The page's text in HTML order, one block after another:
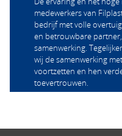
medewerkers van
bedrijf met volle
en betrouwbare
samenwerking.
wij de samenwerking
voortzetten en hen
toevertrouwen.